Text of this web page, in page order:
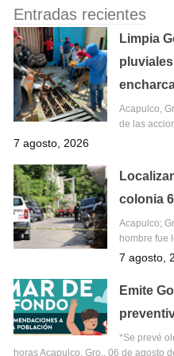
Entradas recientes
Limpia
Acapulco,
de las
7 agosto, 2026
colonia
Acapulco;
hombre fue
7 agosto,
Emite
*Se prevé
horas Acapulco, Gro., 06 de agosto